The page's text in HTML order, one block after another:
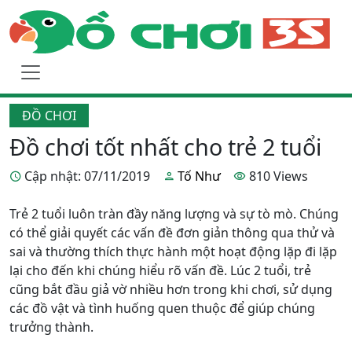
ĐỒ CHƠI
Đồ chơi tốt nhất cho trẻ 2 tuổi
Cập nhật: 07/11/2019 Tố Như 810 Views
Trẻ 2 tuổi luôn tràn đầy năng lượng và sự tò mò. Chúng
có thể giải quyết các vấn đề đơn giản thông qua thử và
sai và thường thích thực hành một hoạt động lặp đi lặp
lại cho đến khi chúng hiểu rõ vấn đề. Lúc 2 tuổi, trẻ
cũng bắt đầu giả vờ nhiều hơn trong khi chơi, sử dụng
các đồ vật và tình huống quen thuộc để giúp chúng
trưởng thành.